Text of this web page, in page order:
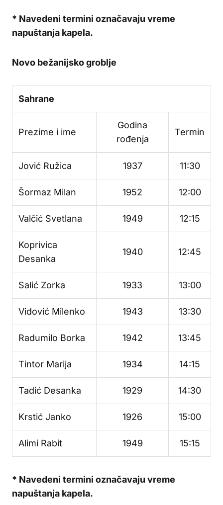
* Navedeni termini označavaju vreme
napuštanja kapela.
Novo bežanijsko groblje
Sahrane
Prezime i ime
Godina
rođenja
Termin
Jović Ružica 1937 11:30
Šormaz Milan 1952 12:00
Valčić Svetlana 1949 12:15
Koprivica
Desanka
1940 12:45
Salić Zorka 1933 13:00
Vidović Milenko 1943 13:30
Radumilo Borka 1942 13:45
Tintor Marija 1934 14:15
Tadić Desanka 1929 14:30
Krstić Janko 1926 15:00
Alimi Rabit 1949 15:15
* Navedeni termini označavaju vreme
napuštanja kapela.